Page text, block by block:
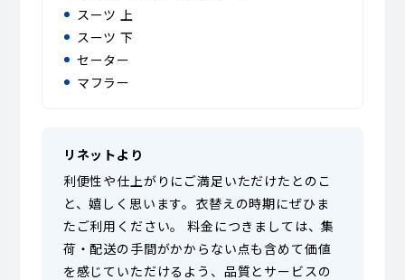
スーツ 上
スーツ 下
セーター
マフラー
リネットより
利便性や仕上がりにご満足いただけたとのこ
と、嬉しく思います。衣替えの時期にぜひま
たご利用ください。 料金につきましては、集
荷・配送の手間がかからない点も含めて価値
を感じていただけるよう、品質とサービスの